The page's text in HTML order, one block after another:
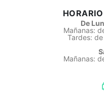
De
Mañanas:
Tardes:
Mañanas: